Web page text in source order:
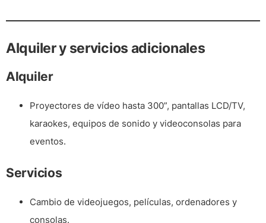
Alquiler y servicios adicionales
Alquiler
Proyectores de vídeo hasta 300”, pantallas LCD/TV,
karaokes, equipos de sonido y videoconsolas para
eventos.
Servicios
Cambio de videojuegos, películas, ordenadores y
consolas.